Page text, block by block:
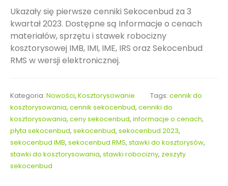
Ukazały się pierwsze cenniki Sekocenbud za 3
kwartał 2023. Dostępne są Informacje o cenach
materiałów, sprzętu i stawek robocizny
kosztorysowej IMB, IMI, IME, IRS oraz Sekocenbud
RMS w wersji elektronicznej.
Kategoria: Nowości, Kosztorysowanie Tags: cennik do
kosztorysowania, cennik sekocenbud, cenniki do
kosztorysowania, ceny sekocenbud, informacje o cenach,
płyta sekocenbud, sekocenbud, sekocenbud 2023,
sekocenbud IMB, sekocenbud RMS, stawki do kosztorysów,
stawki do kosztorysowania, stawki robocizny, zeszyty
sekocenbud